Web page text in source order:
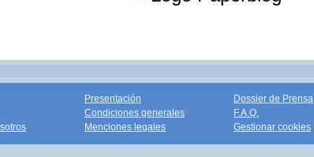
Presentación
Condiciones generales
Menciones legales
Dossier de Prensa
F.A.Q.
Gestionar cookies